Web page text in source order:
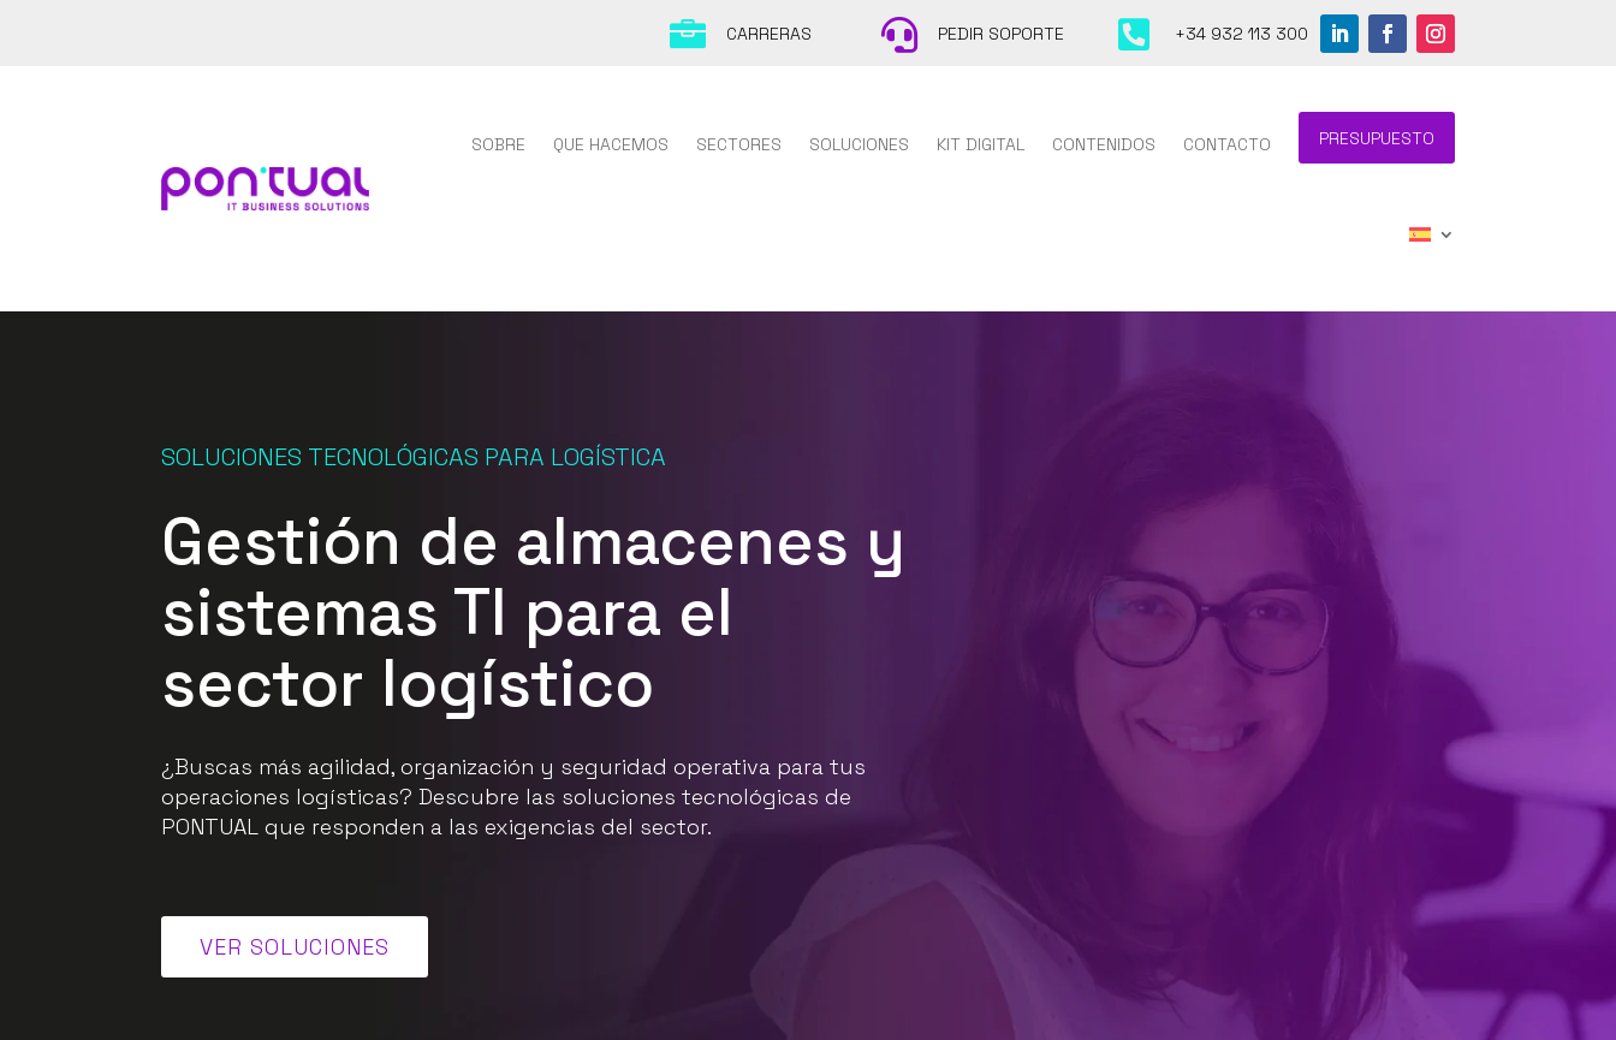
 CARRERAS  PEDIR SOPORTE  +34 932 113 300
SOBRE QUE HACEMOS SECTORES SOLUCIONES KIT DIGITAL CONTENIDOS CONTACTO PRESUPUESTO
SOLUCIONES TECNOLÓGICAS PARA LOGÍSTICA
Gestión de almacenes y
sistemas TI para el
sector logístico
¿Buscas más agilidad, organización y seguridad operativa para tus
operaciones logísticas? Descubre las soluciones tecnológicas de
PONTUAL que responden a las exigencias del sector.
VER SOLUCIONES